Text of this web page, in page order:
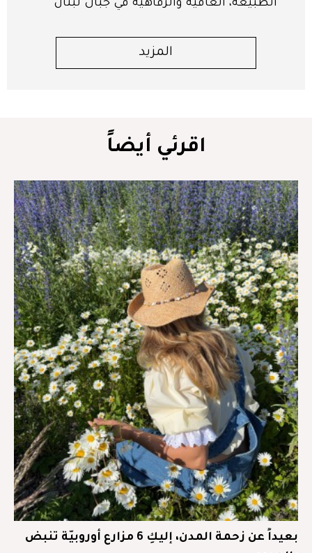
الطبيعة، العافية والرفاهية في جبال لبنان
المزيد
اقرئي أيضاً
بعيداً عن زحمة المدن، إليكِ 6 مزارع أوروبيّة تنبض